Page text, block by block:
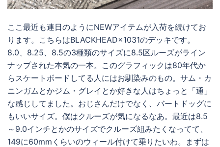
ここ最近も連日のようにNEWアイテムが入荷を続けてお
ります。こちらはBLACKHEAD×1031のデッキです。
8.0、8.25、8.5の3種類のサイズに8.5区ルーズがライン
ナップされた本気の一本。このグラフィックは80年代か
らスケートボードしてる人にはお馴染みのもの。サム・カ
ニンガムとかジム・グレイとか好きな人はちょっと「通」
な感じしてました。おじさんだけでなく、バートドッグに
もいいサイズ。僕はクルーズが気になるなあ。最近は8.5
～9.0インチとかのサイズでクルーズ組みたくなってて、
149に60mmくらいのウィール付けて乗りたいわ。まずは